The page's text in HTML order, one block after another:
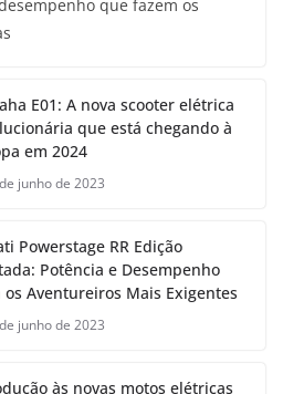
que fazem os
E01: A nova scooter elétrica
que está chegando à
em 2024
junho de 2023
Powerstage RR Edição
Potência e Desempenho
os Aventureiros Mais Exigentes
junho de 2023
às novas motos elétricas